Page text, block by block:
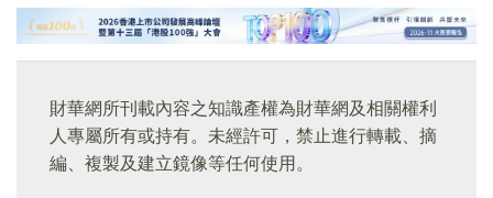
財華網所刊載內容之知識產權為財華網及相關權利
人專屬所有或持有。未經許可，禁止進行轉載、摘
編、複製及建立鏡像等任何使用。